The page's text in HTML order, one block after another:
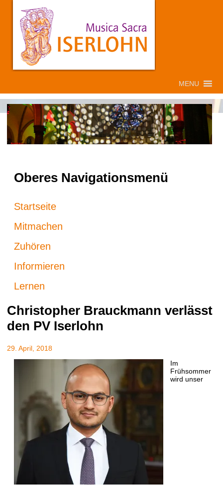
MENU
Oberes Navigationsmenü
Startseite
Mitmachen
Zuhören
Informieren
Lernen
Christopher Brauckmann verlässt
den PV Iserlohn
29. April, 2018
Im
Frühsommer
wird unser